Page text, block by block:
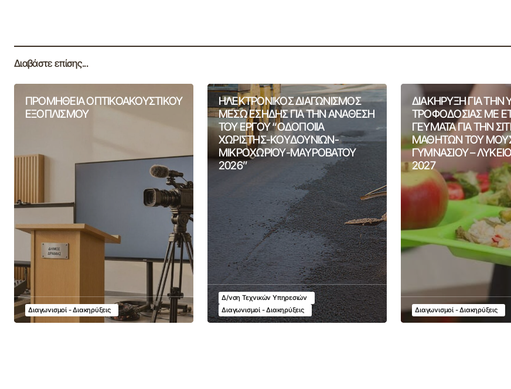
Διαβάστε επίσης...
ΠΡΟΜΗΘΕΙΑ ΟΠΤΙΚΟΑΚΟΥΣΤΙΚΟΥ
ΕΞΟΠΛΙΣΜΟΥ
Διαγωνισμοί - Διακηρύξεις
ΗΛΕΚΤΡΟΝΙΚΟΣ ΔΙΑΓΩΝΙΣΜΟΣ
ΜΕΣΩ ΕΣΗΔΗΣ ΓΙΑ ΤΗΝ ΑΝΑΘΕΣΗ
ΤΟΥ ΕΡΓΟΥ “ΟΔΟΠΟΙΙΑ
ΧΩΡΙΣΤΗΣ-ΚΟΥΔΟΥΝΙΩΝ-
ΜΙΚΡΟΧΩΡΙΟΥ-ΜΑΥΡΟΒΑΤΟΥ
2026”
Δ/νση Τεχνικών Υπηρεσιών
Διαγωνισμοί - Διακηρύξεις
ΔΙΑΚΗΡΥΞΗ ΓΙΑ ΤΗΝ
ΤΡΟΦΟΔΟΣΙΑΣ ΜΕ
ΓΕΥΜΑΤΑ ΓΙΑ ΤΗΝ
ΜΑΘΗΤΩΝ ΤΟΥ
ΓΥΜΝΑΣΙΟΥ –
2027
Διαγωνισμοί - Διακηρύξεις